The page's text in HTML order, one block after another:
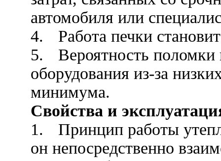
автомобиля или
4.
Работа печки
5.
Вероятность
оборудования из-за
минимума.
Свойства и
1.
Принцип работы
он непосредственно